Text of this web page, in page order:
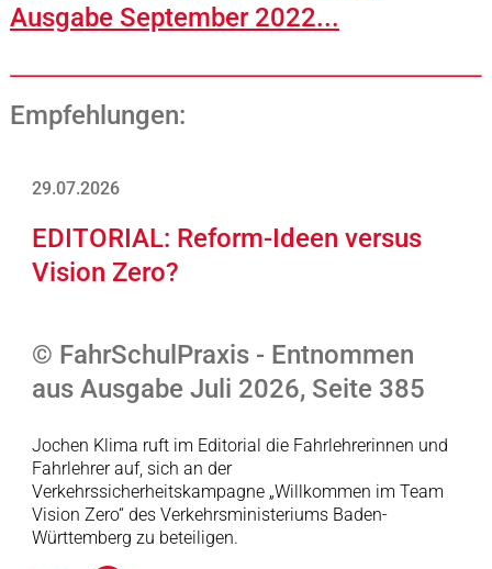
Ausgabe September 2022...
Empfehlungen:
29.07.2026
EDITORIAL: Reform-Ideen versus
Vision Zero?
© FahrSchulPraxis - Entnommen
aus Ausgabe Juli 2026, Seite 385
Jochen Klima ruft im Editorial die Fahrlehrerinnen und
Fahrlehrer auf, sich an der
Verkehrssicherheitskampagne „Willkommen im Team
Vision Zero“ des Verkehrsministeriums Baden-
Württemberg zu beteiligen.